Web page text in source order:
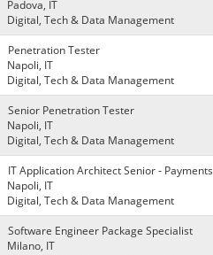
Padova, IT
Digital, Tech & Data Management
Penetration Tester
Napoli, IT
Digital, Tech & Data Management
Senior Penetration Tester
Napoli, IT
Digital, Tech & Data Management
IT Application Architect Senior - Payments
Napoli, IT
Digital, Tech & Data Management
Software Engineer Package Specialist
Milano, IT